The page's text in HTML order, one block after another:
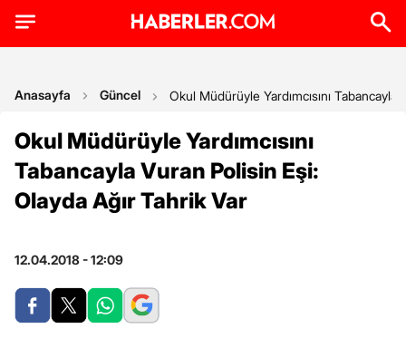
Anasayfa Güncel Okul Müdürüyle Yardımcısını
Okul Müdürüyle Yardımcısını
Tabancayla Vuran Polisin Eşi:
Olayda Ağır Tahrik Var
12.04.2018 - 12:09